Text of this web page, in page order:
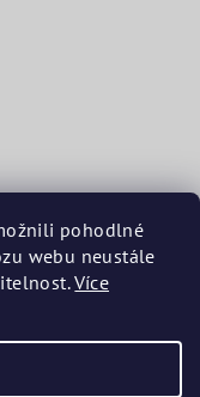
pohodlné
webu neustále
Více